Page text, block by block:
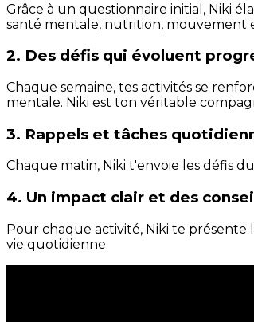
Grâce à un questionnaire initial, Niki
santé mentale, nutrition, mouvement
2. Des défis qui évoluent
Chaque semaine, tes activités se
mentale. Niki est ton véritable
3. Rappels et tâches
Chaque matin, Niki t'envoie les défis
4. Un impact clair et des
Pour chaque activité, Niki te
vie quotidienne.